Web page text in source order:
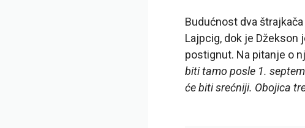
Budućnost dva
Lajpcig, dok je Džekson
postignut. Na pitanje o
biti tamo posle 1.
će biti srećniji. Obojica